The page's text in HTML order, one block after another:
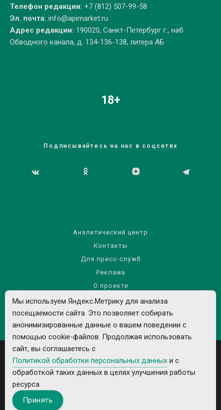
Телефон редакции: +7 (812) 507-99-58
Эл. почта: info@apimarket.ru
Адрес редакции: 190020, Санкт-Петербург г., наб.
Обводного канала, д. 134-136-138, литера АБ
18+
Подписывайтесь на нас в соцсетях
Аналитический центр
Контакты
Для пресс-служб
Реклама
О проекте
Правила использования материалов сайта
Политика обработки персональных данных
Все рекламируемые товары и услуги имеют необходимые лицензии и
Мы используем Яндекс.Метрику для анализа
посещаемости сайта. Это позволяет собирать
анонимизированные данные о вашем поведении с
помощью cookie-файлов. Продолжая использовать
сайт, вы соглашаетесь с
Политикой обработки персональных данных и с
обработкой таких данных в целях улучшения работы
ресурса.
Принять